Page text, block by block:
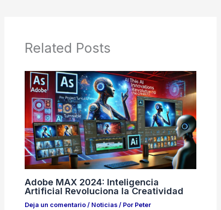
Related Posts
Adobe MAX 2024: Inteligencia
Artificial Revoluciona la Creatividad
Deja un comentario / Noticias/ Por Peter